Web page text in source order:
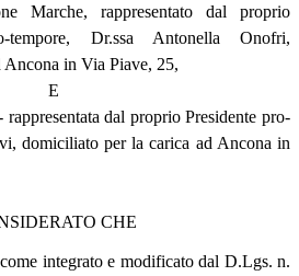
Marche, rappresentato dal proprio
tempore, Dr.ssa Antonella Onofri,
in Via Piave, 25,
E
dal proprio Presidente pro-
domiciliato per la carica ad Ancona in
CHE
integrato e modificato dal D.Lgs. n.